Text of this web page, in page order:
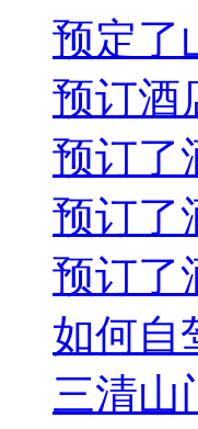
预定了
预订酒
预订了
预订了
预订了
如何自
三清山